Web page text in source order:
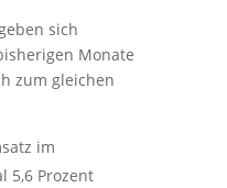
sich
Monate
zum gleichen
im
5,6 Prozent